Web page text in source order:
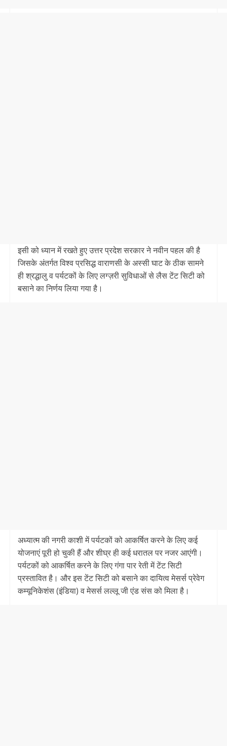
इसी को ध्यान में रखते हुए उत्तर प्रदेश सरकार ने नवीन पहल की है
जिसके अंतर्गत विश्व प्रसिद्ध वाराणसी के अस्सी घाट के ठीक सामने
ही श्रद्धालु व पर्यटकों के लिए लग्ज़री सुविधाओं से लैस टेंट सिटी को
बसाने का निर्णय लिया गया है।
अध्यात्म की नगरी काशी में पर्यटकों को आकर्षित करने के लिए कई
योजनाएं पूरी हो चुकी हैं और शीघ्र ही कई धरातल पर नजर आएंगी।
पर्यटकों को आकर्षित करने के लिए गंगा पार रेती में टेंट सिटी
प्रस्तावित है। और इस टेंट सिटी को बसाने का दायित्व मेसर्स प्रेवेग
कम्यूनिकेशंस (इंडिया) व मेसर्स लल्लू जी एंड संस को मिला है।